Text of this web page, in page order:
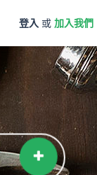
登入 或 加入我們